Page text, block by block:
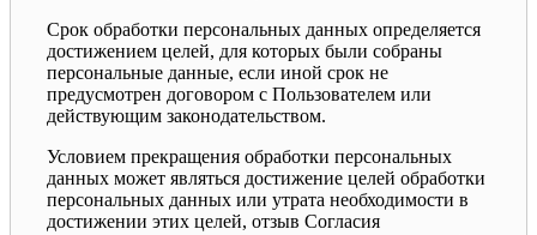
Срок обработки персональных данных определяется
достижением целей, для которых были собраны
персональные данные, если иной срок не
предусмотрен договором с Пользователем или
действующим законодательством.
Условием прекращения обработки персональных
данных может являться достижение целей обработки
персональных данных или утрата необходимости в
достижении этих целей, отзыв Согласия